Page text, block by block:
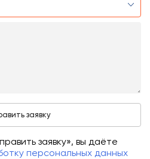
заявку», вы даёте
персональных данных